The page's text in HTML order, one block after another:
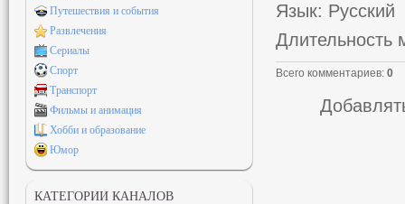
Язык: Русский
Длительность
Всего комментариев: 0
Путешествия и события
Развлечения
Сериалы
Спорт
Транспорт
Фильмы и анимация
Хобби и образование
Юмор
КАТЕГОРИИ КАНАЛОВ